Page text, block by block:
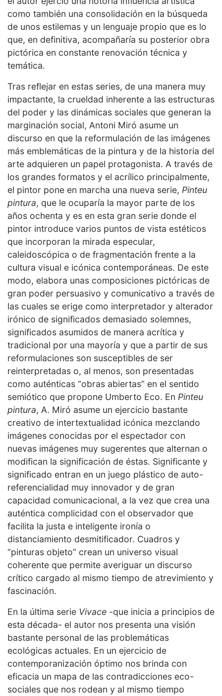
como también una consolidación en la búsqueda
de unos estilemas y un lenguaje propio que es lo
que, en definitiva, acompañaría su posterior obra
pictórica en constante renovación técnica y
temática.
Tras reflejar en estas series, de una manera muy
impactante, la crueldad inherente a las estructuras
del poder y las dinámicas sociales que generan la
marginación social, Antoni Miró asume un
discurso en que la reformulación de las imágenes
más emblemáticas de la pintura y de la historia del
arte adquieren un papel protagonista. A través de
los grandes formatos y el acrílico principalmente,
el pintor pone en marcha una nueva serie, Pinteu
pintura, que le ocuparía la mayor parte de los
años ochenta y es en esta gran serie donde el
pintor introduce varios puntos de vista estéticos
que incorporan la mirada especular,
caleidoscópica o de fragmentación frente a la
cultura visual e icónica contemporáneas. De este
modo, elabora unas composiciones pictóricas de
gran poder persuasivo y comunicativo a través de
las cuales se erige como interpretador y alterador
irónico de significados demasiado solemnes,
significados asumidos de manera acrítica y
tradicional por una mayoría y que a partir de sus
reformulaciones son susceptibles de ser
reinterpretadas o, al menos, son presentadas
como auténticas “obras abiertas” en el sentido
semiótico que propone Umberto Eco. En Pinteu
pintura, A. Miró asume un ejercicio bastante
creativo de intertextualidad icónica mezclando
imágenes conocidas por el espectador con
nuevas imágenes muy sugerentes que alternan o
modifican la significación de éstas. Significante y
significado entran en un juego plástico de auto-
referencialidad muy innovador y de gran
capacidad comunicacional, a la vez que crea una
auténtica complicidad con el observador que
facilita la justa e inteligente ironía o
distanciamiento desmitificador. Cuadros y
“pinturas objeto” crean un universo visual
coherente que permite averiguar un discurso
crítico cargado al mismo tiempo de atrevimiento y
fascinación.
En la última serie Vivace -que inicia a principios de
esta década- el autor nos presenta una visión
bastante personal de las problemáticas
ecológicas actuales. En un ejercicio de
contemporanización óptimo nos brinda con
eficacia un mapa de las contradicciones eco-
sociales que nos rodean y al mismo tiempo